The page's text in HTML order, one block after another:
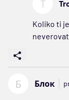
T
Koliko ti
Б Блок